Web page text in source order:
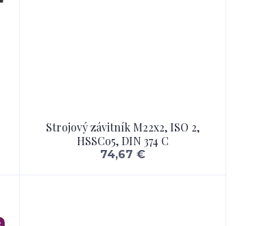
Strojový závitník M22x2, ISO 2,
HSSCo5, DIN 374 C
74,67 €